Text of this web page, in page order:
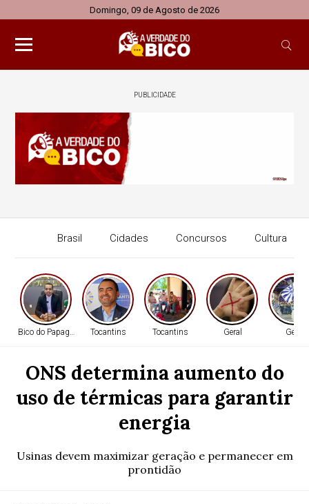
Domingo, 09 de Agosto de 2026
PUBLICIDADE
Brasil Cidades Concursos Cultura
Bico do Papagaio Tocantins Tocantins Geral Geral
ONS determina aumento do
uso de térmicas para garantir
energia
Usinas devem maximizar geração e permanecer em
prontidão